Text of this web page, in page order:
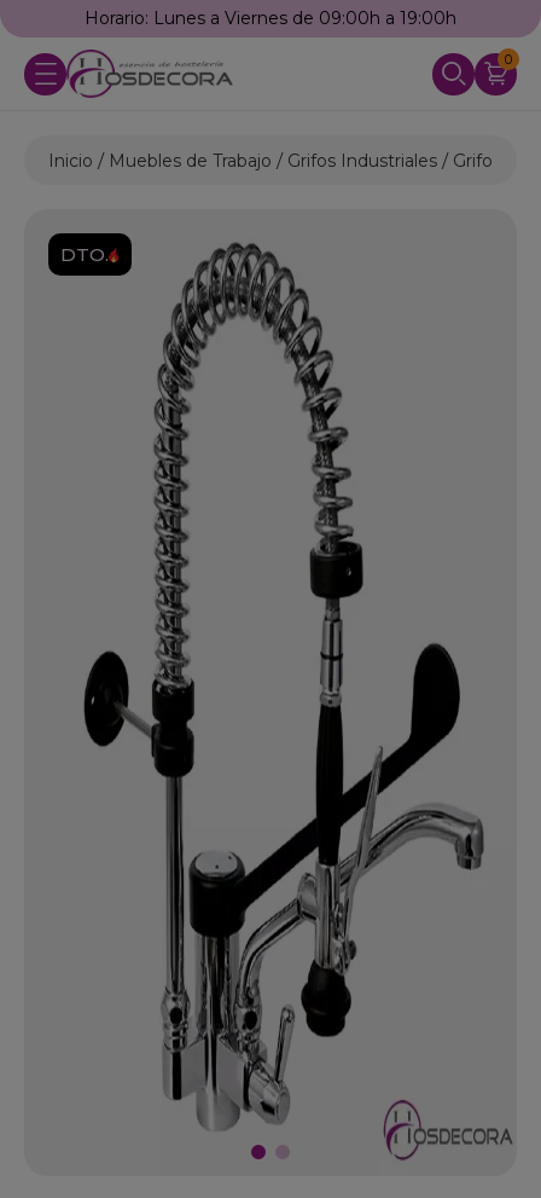
Horario: Lunes a Viernes de 09:00h a 19:00h
0
Inicio Muebles de Trabajo Grifos Industriales Grifos de
DTO.